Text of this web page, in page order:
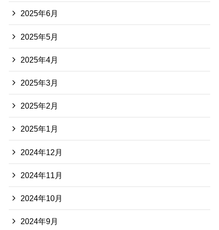
2025年6月
2025年5月
2025年4月
2025年3月
2025年2月
2025年1月
2024年12月
2024年11月
2024年10月
2024年9月